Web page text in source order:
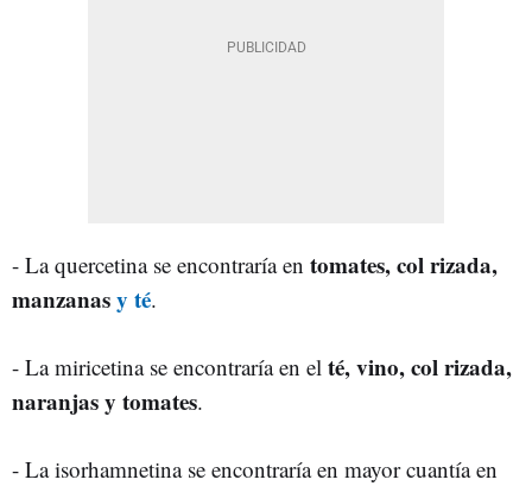
- La quercetina se encontraría en tomates, col rizada,
manzanasy té.
- La miricetina se encontraría en el té, vino, col rizada,
naranjas y tomates.
- La isorhamnetina se encontraría en mayor cuantía en